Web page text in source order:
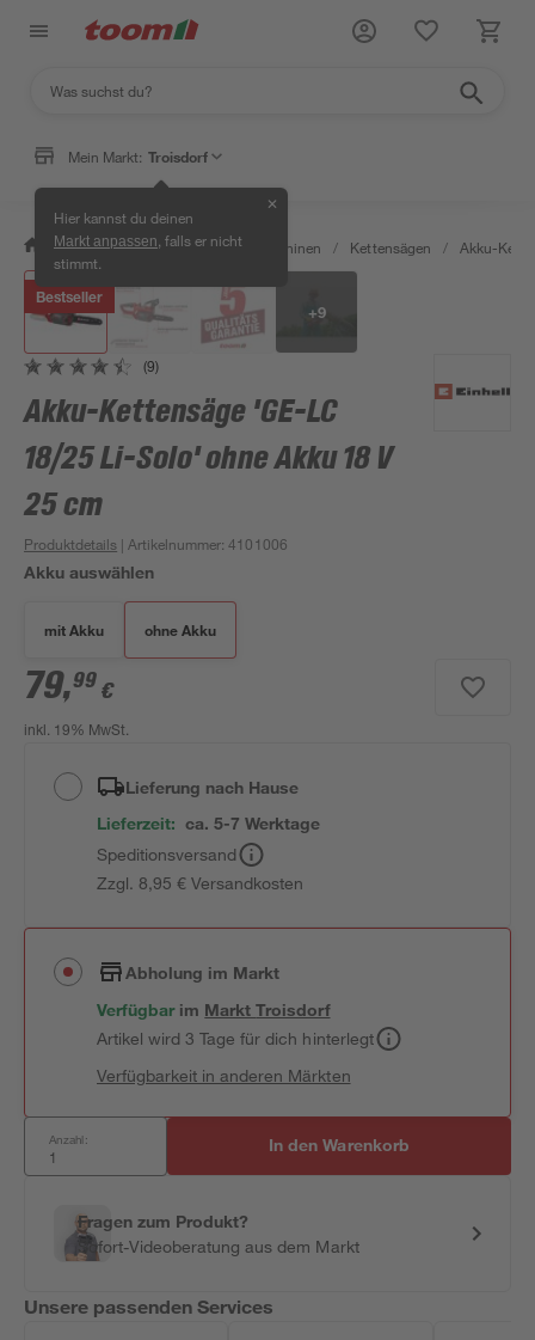
Mein Markt: Troisdorf
Hier kannst du deinen
Markt anpassen , falls er nicht
stimmt.
✕
/ Garten & Freizeit / Gartenmaschinen / Kettensägen / Akku-
Bestseller
+9
(9)
Akku-Kettensäge 'GE-LC
18/25 Li-Solo' ohne Akku 18 V
25 cm
Produktdetails | Artikelnummer:4101006
Akku auswählen
mit Akku ohne Akku
79,99 €
inkl. 19% MwSt.
Lieferung nach Hause
Lieferzeit: ca. 5-7 Werktage
Speditionsversand
Zzgl. 8,95 € Versandkosten
Abholung im Markt
Verfügbar im MarktTroisdorf
Artikel wird 3 Tage für dich hinterlegt
Verfügbarkeit in anderen Märkten
Anzahl: In den Warenkorb
Fragen zum Produkt?
Sofort-Videoberatung aus dem Markt
Unsere passenden Services